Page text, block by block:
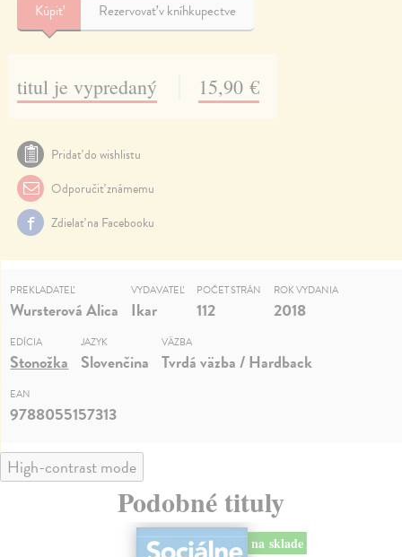
Kúpiť Rezervovať v kníhkupectve
titul je vypredaný 15,90 €
Pridať do wishlistu
Odporučiť známemu
Zdielať na Facebooku
PREKLADATEĽ
Wursterová Alica
VYDAVATEĽ
Ikar
POČET STRÁN
112
ROK VYDANIA
2018
EDÍCIA
Stonožka
JAZYK
Slovenčina
VÄZBA
Tvrdá väzba / Hardback
EAN
9788055157313
High-contrast mode
Podobné tituly
na sklade